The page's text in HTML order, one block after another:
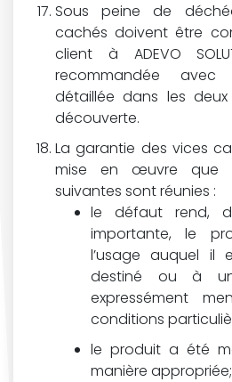
Sous peine de
cachés doivent être
client à ADEVO
recommandée avec
détaillée dans les
découverte.
La garantie des vices
mise en œuvre que
suivantes sont réunies :
le défaut rend,
importante, le
l’usage auquel il
destiné ou à
expressément
conditions
le produit a été
manière appropriée;